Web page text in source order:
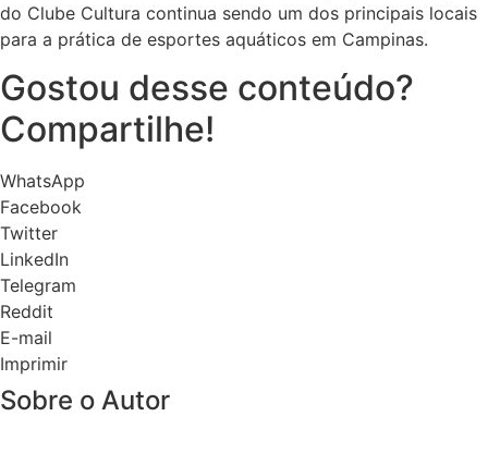
do Clube Cultura continua sendo um dos principais locais
para a prática de esportes aquáticos em Campinas.
Gostou desse conteúdo?
Compartilhe!
WhatsApp
Facebook
Twitter
LinkedIn
Telegram
Reddit
E-mail
Imprimir
Sobre o Autor